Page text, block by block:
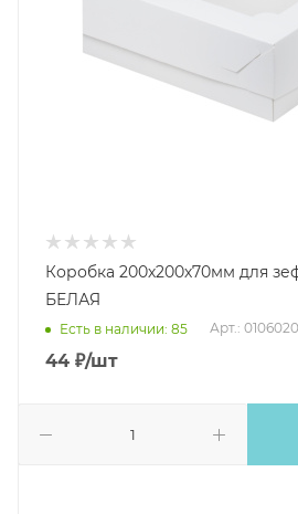
Коробка 200х200х70мм для
БЕЛАЯ
Есть в наличии: 85 Арт.:
44 ₽/шт